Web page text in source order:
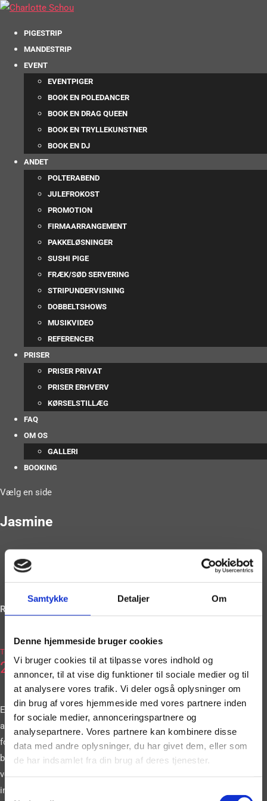
Samtykke Detaljer Om
Denne hjemmeside bruger cookies
Vi bruger cookies til at tilpasse vores indhold og
annoncer, til at vise dig funktioner til sociale medier og til
at analysere vores trafik. Vi deler også oplysninger om
din brug af vores hjemmeside med vores partnere inden
for sociale medier, annonceringspartnere og
analysepartnere. Vores partnere kan kombinere disse
data med andre oplysninger, du har givet dem, eller som
de har indsamlet fra din brug af deres tjenester.
Samtykkevalg
PIGESTRIP
MANDESTRIP
EVENT
EVENTPIGER
BOOK EN POLEDANCER
BOOK EN DRAG QUEEN
BOOK EN TRYLLEKUNSTNER
BOOK EN DJ
ANDET
POLTERABEND
JULEFROKOST
PROMOTION
FIRMAARRANGEMENT
PAKKELØSNINGER
SUSHI PIGE
FRÆK/SØD SERVERING
STRIPUNDERVISNING
DOBBELTSHOWS
MUSIKVIDEO
REFERENCER
PRISER
PRISER PRIVAT
PRISER ERHVERV
KØRSELSTILLÆG
FAQ
OM OS
GALLERI
BOOKING
Vælg en side
Jasmine
Ring og book på
Tlf.
2036
2663
Eller book vores
artister gennem vores
formular. Vi
bestræber os på at
vende tilbage til dig
inden for 24 timer.